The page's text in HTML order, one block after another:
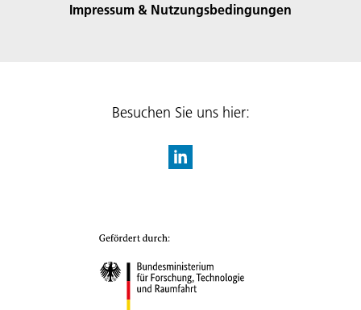
Impressum & Nutzungsbedingungen
Besuchen Sie uns hier: